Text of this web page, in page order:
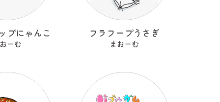
プにゃんこ
ーむ
フラフープうさぎ
まおーむ